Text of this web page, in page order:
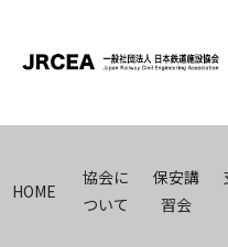
HOME
協会に
ついて
保安講
習会